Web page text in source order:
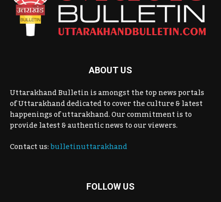
ABOUT US
Uttarakhand Bulletin is amongst the top news portals
of Uttarakhand dedicated to cover the culture & latest
happenings of uttarakhand. Our commitment is to
provide latest & authentic news to our viewers.
Contact us:bulletinuttarakhand
FOLLOW US